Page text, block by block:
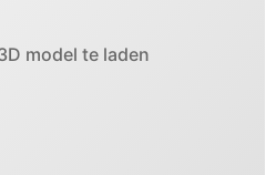
model te laden